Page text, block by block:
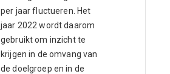
per jaar fluctueren. Het
jaar 2022 wordt daarom
gebruikt om inzicht te
krijgen in de omvang van
de doelgroep en in de